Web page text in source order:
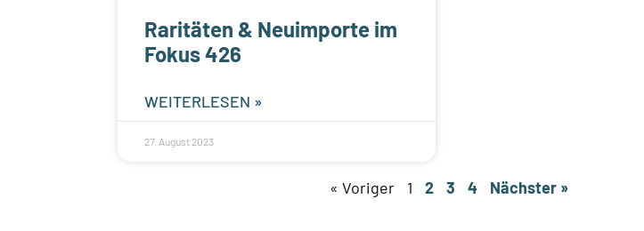
Raritäten & Neuimporte im
Fokus 426
WEITERLESEN »
27. August 2023
« Voriger 1 2 3 4 Nächster »